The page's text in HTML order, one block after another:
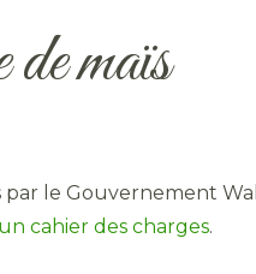
maïs
le Gouvernement
un cahier des charges.